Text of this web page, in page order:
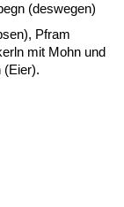
(deswegen)
Pfram
mit Mohn und
(Eier).